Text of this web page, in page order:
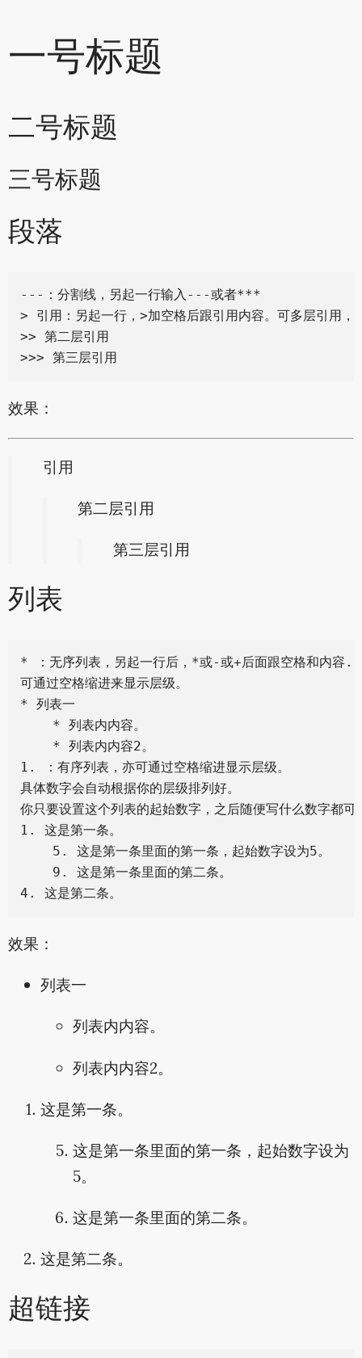
一号标题
二号标题
三号标题
段落
---：分割线，另起一行输入---或者***
> 引用：另起一行，>加空格后跟引用内容。可多层引用，
>> 第二层引用
效果：
引用
第二层引用
第三层引用
列表
* ：无序列表，另起一行后，*或-或+后面跟空格和内容.
可通过空格缩进来显示层级。
* 列表一
    * 列表内内容。
    * 列表内内容2。
1. ：有序列表，亦可通过空格缩进显示层级。
具体数字会自动根据你的层级排列好。
你只要设置这个列表的起始数字，之后随便写什么数字都可
1. 这是第一条。
    5. 这是第一条里面的第一条，起始数字设为5。
    9. 这是第一条里面的第二条。
效果：
列表一
列表内内容。
列表内内容2。
这是第一条。
这是第一条里面的第一条，起始数字设为
5。
这是第一条里面的第二条。
这是第二条。
超链接